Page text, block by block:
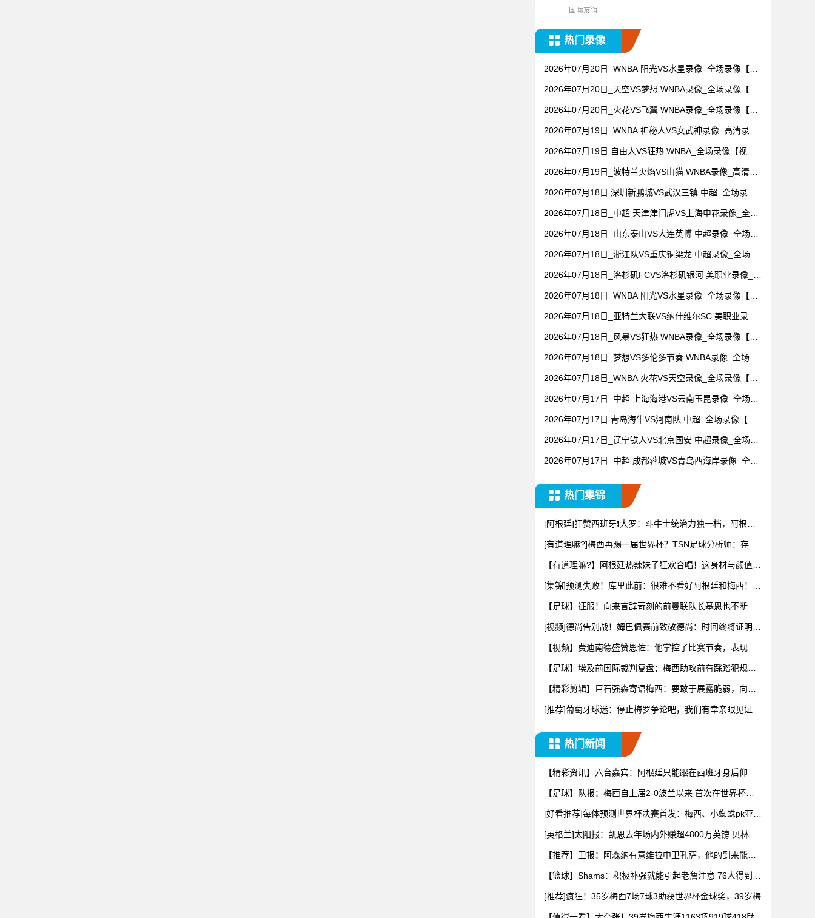
国际友谊
热门录像
2026年07月20日_WNBA 阳光VS水星录像_全场录像【全
2026年07月20日_天空VS梦想 WNBA录像_全场录像【视
2026年07月20日_火花VS飞翼 WNBA录像_全场录像【高
2026年07月19日_WNBA 神秘人VS女武神录像_高清录像
2026年07月19日 自由人VS狂热 WNBA_全场录像【视频
2026年07月19日_波特兰火焰VS山猫 WNBA录像_高清录
2026年07月18日 深圳新鹏城VS武汉三镇 中超_全场录像
2026年07月18日_中超 天津津门虎VS上海申花录像_全场
2026年07月18日_山东泰山VS大连英博 中超录像_全场录
2026年07月18日_浙江队VS重庆铜梁龙 中超录像_全场录
2026年07月18日_洛杉矶FCVS洛杉矶银河 美职业录像_高
2026年07月18日_WNBA 阳光VS水星录像_全场录像【高
2026年07月18日_亚特兰大联VS纳什维尔SC 美职业录像_
2026年07月18日_风暴VS狂热 WNBA录像_全场录像【视
2026年07月18日_梦想VS多伦多节奏 WNBA录像_全场录
2026年07月18日_WNBA 火花VS天空录像_全场录像【高
2026年07月17日_中超 上海海港VS云南玉昆录像_全场录
2026年07月17日 青岛海牛VS河南队 中超_全场录像【全
2026年07月17日_辽宁铁人VS北京国安 中超录像_全场录
2026年07月17日_中超 成都蓉城VS青岛西海岸录像_全场
热门集锦
[阿根廷]狂赞西班牙❗大罗：斗牛士统治力独一档，阿根廷
[有道理嘛?]梅西再踢一届世界杯？TSN足球分析师：存在
【有道理嘛?】阿根廷热辣妹子狂欢合唱！这身材与颜值，
[集锦]预测失败！库里此前：很难不看好阿根廷和梅西！他
【足球】征服！向来言辞苛刻的前曼联队长基恩也不断用
[视频]德尚告别战！姆巴佩赛前致敬德尚：时间终将证明你
【视频】费迪南德盛赞恩佐：他掌控了比赛节奏，表现太
【足球】埃及前国际裁判复盘：梅西助攻前有踩踏犯规，
【精彩剪辑】巨石强森寄语梅西：要敢于展露脆弱，向妻
[推荐]葡萄牙球迷：停止梅罗争论吧，我们有幸亲眼见证两
热门新闻
【精彩资讯】六台嘉宾：阿根廷只能跟在西班牙身后仰
【足球】队报：梅西自上届2-0波兰以来 首次在世界杯比
[好看推荐]每体预测世界杯决赛首发：梅西、小蜘蛛pk亚马
[英格兰]太阳报：凯恩去年场内外赚超4800万英镑 贝林厄
【推荐】卫报：阿森纳有意维拉中卫孔萨，他的到来能给
【篮球】Shams：积极补强就能引起老詹注意 76人得到布
[推荐]疯狂！35岁梅西7场7球3助获世界杯金球奖，39岁梅